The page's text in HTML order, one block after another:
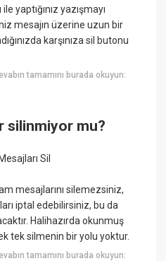
yaptığınız yazışmayı
mesajın üzerine uzun bir
karşınıza sil butonu
tamamını burada okuyun:
silinmiyor mu?
Sil
mesajlarını silemezsiniz,
iptal edebilirsiniz, bu da
Halihazırda okunmuş
tek silmenin bir yolu yoktur.
tamamını burada okuyun: